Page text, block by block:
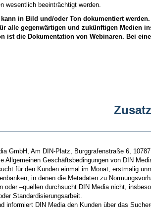
wesentlich beeinträchtigt werden.
in Bild und/oder Ton dokumentiert
alle gegenwärtigen und zukünftigen Medien
ist die Dokumentation von Webinaren. Bei
GmbH, Am DIN-Platz, Burggrafenstraße 6,
Allgemeinen Geschäftsbedingungen von DIN
für den Kunden einmal im Monat, erstmalig
in denen die Metadaten zu
oder –quellen durchsucht DIN Media nicht,
Standardisierungsarbeit.
informiert DIN Media den Kunden über das